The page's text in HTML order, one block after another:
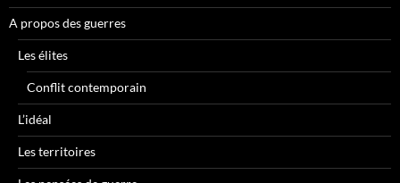
A propos des guerres
Les élites
Conflit contemporain
L’idéal
Les territoires